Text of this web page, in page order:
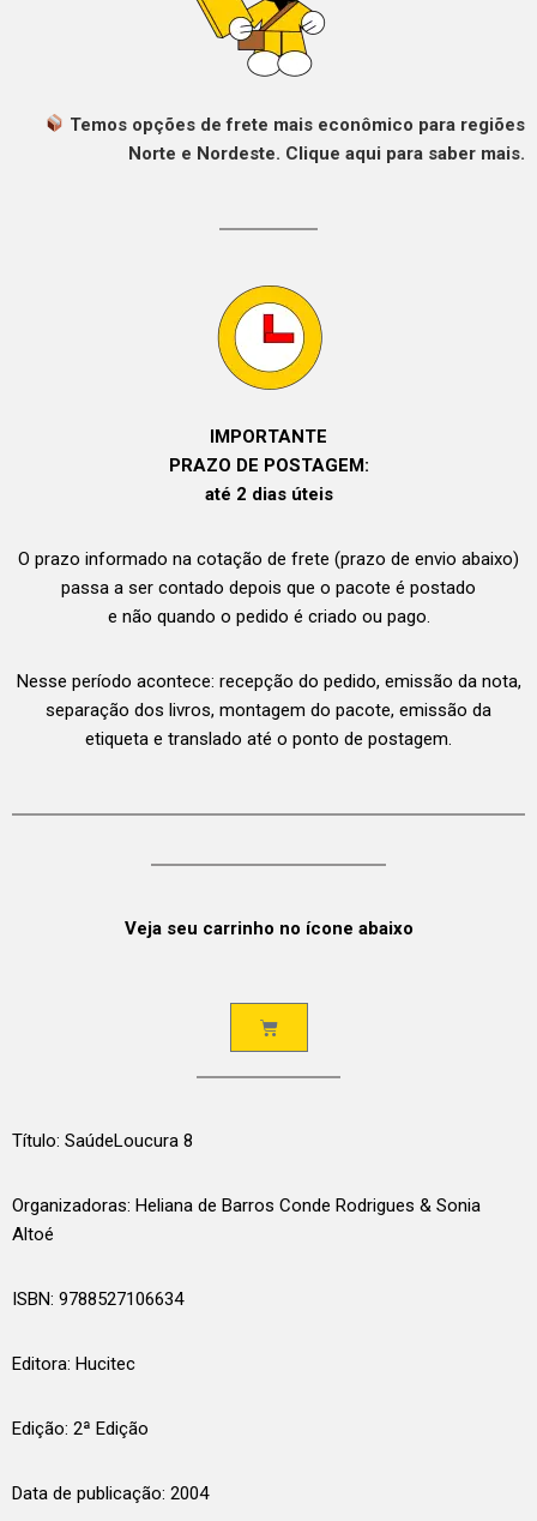
Temos opções de frete mais econômico para regiões
Norte e Nordeste. Clique aqui para saber mais.
IMPORTANTE
PRAZO DE POSTAGEM:
até 2 dias úteis
O prazo informado na cotação de frete (prazo de envio abaixo)
passa a ser contado depois que o pacote é postado
e não quando o pedido é criado ou pago.
Nesse período acontece: recepção do pedido, emissão da nota,
separação dos livros, montagem do pacote, emissão da
etiqueta e translado até o ponto de postagem.
Veja seu carrinho no ícone abaixo
Título: SaúdeLoucura 8
Organizadoras: Heliana de Barros Conde Rodrigues & Sonia
Altoé
ISBN: 9788527106634
Editora: Hucitec
Edição: 2ª Edição
Data de publicação: 2004